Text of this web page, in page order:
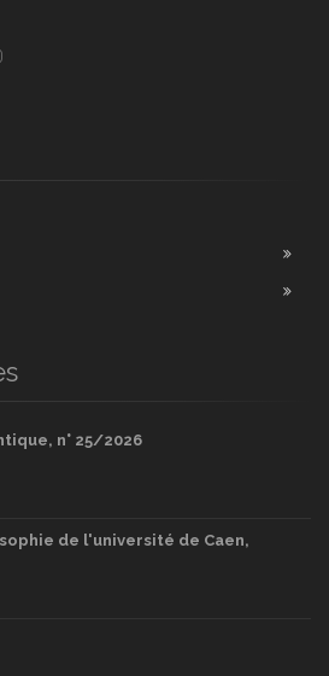
n° 25/2026
de l'université de Caen,